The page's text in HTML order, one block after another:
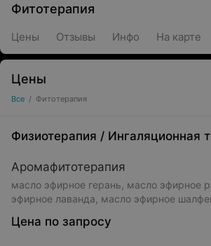
Фитотерапия
Цены Отзывы Инфо На карте
Цены
Все / Фитотерапия
Физиотерапия / Ингаляционная
Аромафитотерапия
масло эфирное герань, масло эфирное
эфирное лаванда, масло эфирное
Цена по запросу